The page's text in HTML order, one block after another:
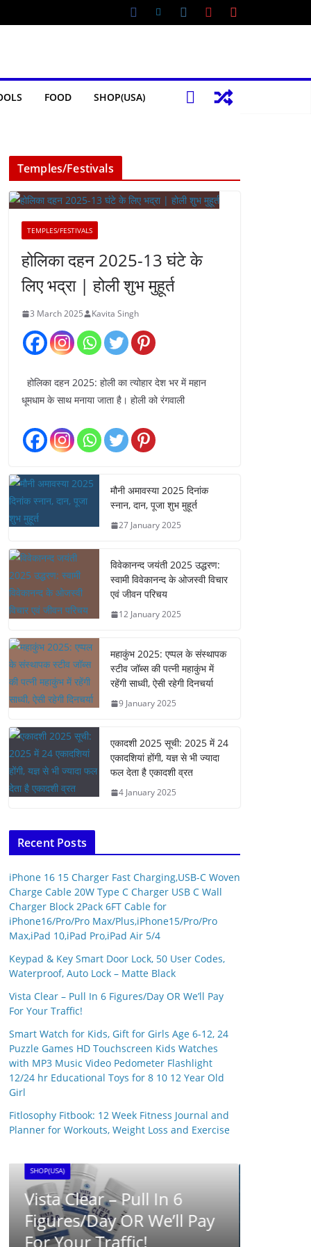
FOOD SHOP(USA)
Temples/Festivals
TEMPLES/FESTIVALS
होलिका दहन 2025-13 घंटे के
लिए भद्रा | होली शुभ मुहूर्त
3 March 2025 Kavita Singh
होलिका दहन 2025: होली का त्योहार देश भर में महान
धूमधाम के साथ मनाया जाता है। होली को रंगवाली
मौनी अमावस्या 2025 दिनांक
स्नान, दान, पूजा शुभ मुहूर्त
27 January 2025
विवेकानन्द जयंती 2025 उद्धरण:
स्वामी विवेकानन्द के ओजस्वी विचार
एवं जीवन परिचय
12 January 2025
महाकुंभ 2025: एप्पल के संस्थापक
स्टीव जॉब्स की पत्नी महाकुंभ में
रहेंगी साध्वी, ऐसी रहेगी दिनचर्या
9 January 2025
एकादशी 2025 सूची: 2025 में 24
एकादशियां होंगी, यज्ञ से भी ज्यादा
फल देता है एकादशी व्रत
4 January 2025
Recent Posts
iPhone 16 15 Charger Fast Charging,USB-C Woven
Charge Cable 20W Type C Charger USB C Wall
Charger Block 2Pack 6FT Cable for
iPhone16/Pro/Pro Max/Plus,iPhone15/Pro/Pro
Max,iPad 10,iPad Pro,iPad Air 5/4
Keypad & Key Smart Door Lock, 50 User Codes,
Waterproof, Auto Lock – Matte Black
Vista Clear – Pull In 6 Figures/Day OR We’ll Pay
For Your Traffic!
Smart Watch for Kids, Gift for Girls Age 6-12, 24
Puzzle Games HD Touchscreen Kids Watches
with MP3 Music Video Pedometer Flashlight
12/24 hr Educational Toys for 8 10 12 Year Old
Girl
Fitlosophy Fitbook: 12 Week Fitness Journal and
Planner for Workouts, Weight Loss and Exercise
SHOP(USA)
BRAINWAVE CLUB ™ –
Brainwave Research UK